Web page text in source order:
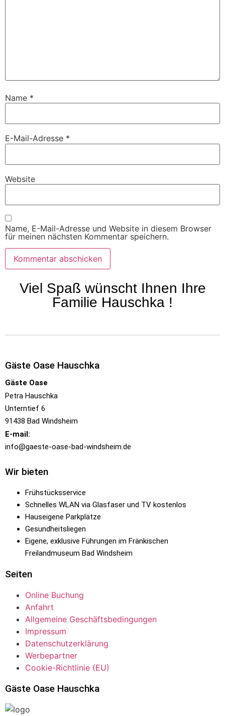
Name *
E-Mail-Adresse *
Website
Name, E-Mail-Adresse und Website in diesem Browser
für meinen nächsten Kommentar speichern.
Alternative:
Viel Spaß wünscht Ihnen Ihre
Familie Hauschka !
Gäste Oase Hauschka
Gäste Oase
Petra Hauschka
Unterntief 6
91438 Bad Windsheim
E-mail:
info@gaeste-oase-bad-windsheim.de
Wir bieten
Frühstücksservice
Schnelles WLAN via Glasfaser und TV kostenlos
Hauseigene Parkplätze
Gesundheitsliegen
Eigene, exklusive Führungen im Fränkischen
Freilandmuseum Bad Windsheim
Seiten
Online Buchung
Anfahrt
Allgemeine Geschäftsbedingungen
Impressum
Datenschutzerklärung
Werbepartner
Cookie-Richtlinie (EU)
Gäste Oase Hauschka